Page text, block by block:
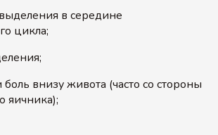
в середине
цикла;
внизу живота (часто со стороны
яичника);